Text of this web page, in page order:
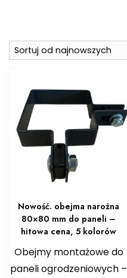
Nowość. obejma narożna
80×80 mm do paneli –
hitowa cena, 5 kolorów
Obejmy montażowe do
paneli ogrodzeniowych –